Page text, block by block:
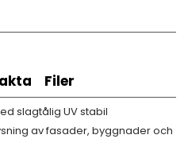
Filer
slagtålig UV stabil
av fasader, byggnader och